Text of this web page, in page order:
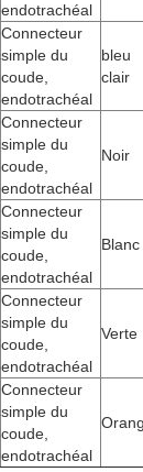
endotrachéal
Connecteur
simple du
coude,
endotrachéal
bleu
clair
Connecteur
simple du
coude,
endotrachéal
Noir
Connecteur
simple du
coude,
endotrachéal
Blanc
Connecteur
simple du
coude,
endotrachéal
Verte
Connecteur
simple du
coude,
endotrachéal